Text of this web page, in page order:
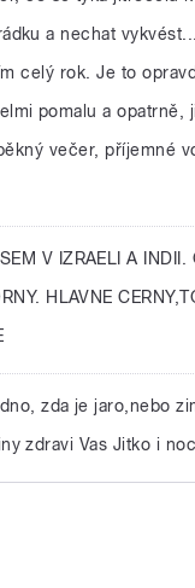
a nechat
celý rok. Je to
pomalu a opatrně,
večer, příjemné
V IZRAELI A INDII.
HLAVNE
zda je jaro,nebo
zdravi Vas Jitko i